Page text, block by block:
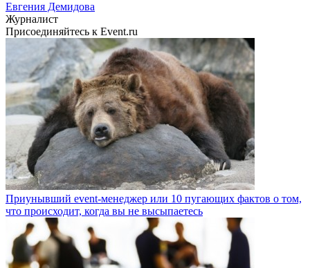
Евгения Демидова
Журналист
Присоединяйтесь к Event.ru
Приунывший event-менеджер или 10 пугающих фактов о том,
что происходит, когда вы не высыпаетесь